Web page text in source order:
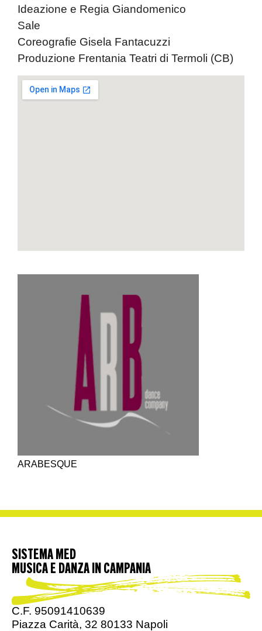
Ideazione e Regia Giandomenico
Coreografie Gisela Fantacuzzi
Produzione Frentania Teatri di Termoli (CB)
ARABESQUE
SISTEMA MED
MUSICA E DANZA IN CAMPANIA
C.F. 95091410639
Piazza Carità, 32 80133 Napoli